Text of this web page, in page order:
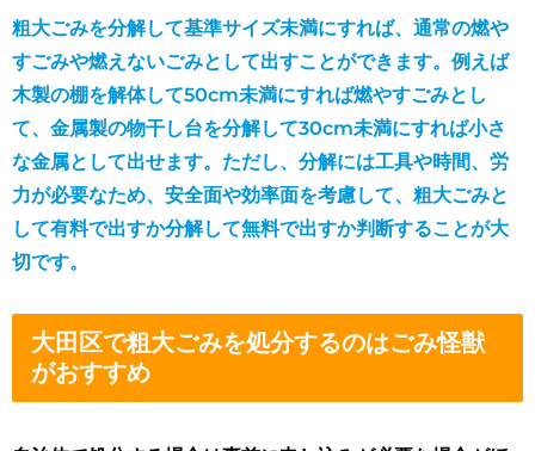
粗大ごみを分解して基準サイズ未満にすれば、通常の燃や
すごみや燃えないごみとして出すことができます。例えば
木製の棚を解体して50cm未満にすれば燃やすごみとし
て、金属製の物干し台を分解して30cm未満にすれば小さ
な金属として出せます。ただし、分解には工具や時間、労
力が必要なため、安全面や効率面を考慮して、粗大ごみと
して有料で出すか分解して無料で出すか判断することが大
切です。
大田区で粗大ごみを処分するのはごみ怪獣
がおすすめ